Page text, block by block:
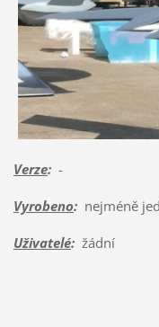
Verze:-
Vyrobeno:nejméně
Uživatelé:žádní